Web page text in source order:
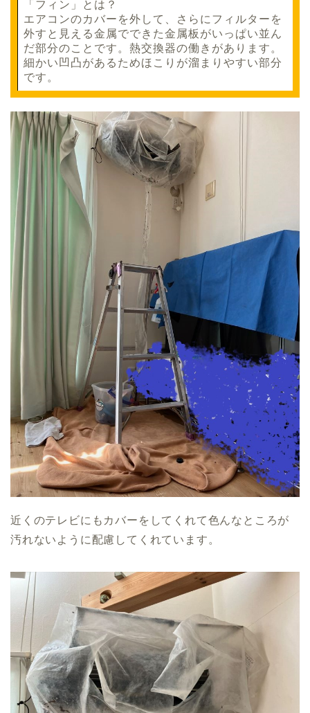
「フィン」とは？
エアコンのカバーを外して、さらにフィルターを
外すと見える金属でできた金属板がいっぱい並ん
だ部分のことです。熱交換器の働きがあります。
細かい凹凸があるためほこりが溜まりやすい部分
です。
近くのテレビにもカバーをしてくれて色んなところが
汚れないように配慮してくれています。